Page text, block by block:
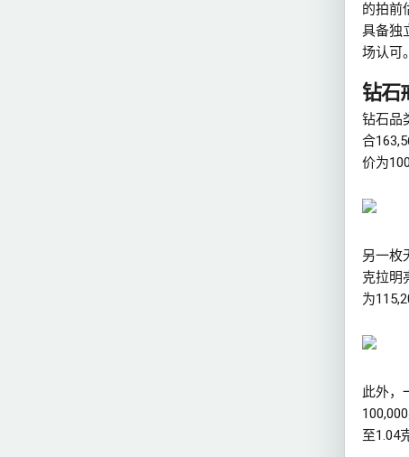
的拍前
具备独
场认可。
钻石
钻石品
合
价为
另一枚
克拉明
为
此外，
至1.04